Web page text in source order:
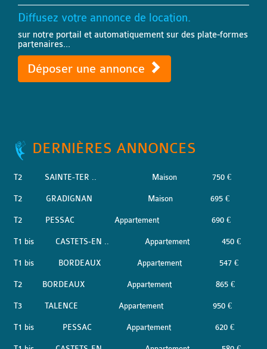
Diffusez votre annonce de location.
sur notre portail et automatiquement sur des plate-formes
partenaires...
Déposer une annonce
DERNIÈRES ANNONCES
T2 SAINTE-TER .. Maison 750 €
T2 GRADIGNAN Maison 695 €
T2 PESSAC Appartement 690 €
T1 bis CASTETS-EN .. Appartement 450 €
T1 bis BORDEAUX Appartement 547 €
T2 BORDEAUX Appartement 865 €
T3 TALENCE Appartement 950 €
T1 bis PESSAC Appartement 620 €